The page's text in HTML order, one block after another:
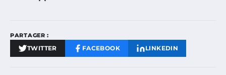
PARTAGER :
TWITTER FACEBOOK LINKEDIN